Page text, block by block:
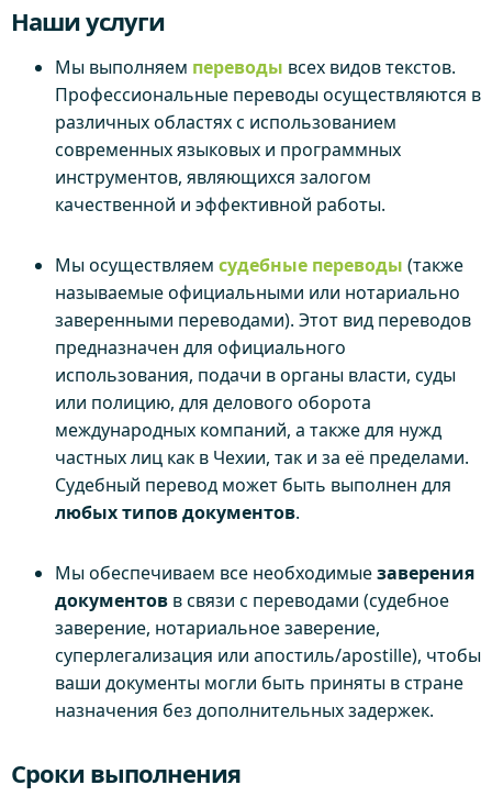
Наши услуги
Мы выполняем переводы всех видов текстов.
Профессиональные переводы осуществляются в
различных областях с использованием
современных языковых и программных
инструментов, являющихся залогом
качественной и эффективной работы.
Мы осуществляем судебные переводы (также
называемые официальными или нотариально
заверенными переводами). Этот вид переводов
предназначен для официального
использования, подачи в органы власти, суды
или полицию, для делового оборота
международных компаний, а также для нужд
частных лиц как в Чехии, так и за её пределами.
Судебный перевод может быть выполнен для
любых типов документов.
Мы обеспечиваем все необходимыезаверения
документов в связи с переводами (судебное
заверение, нотариальное заверение,
суперлегализация или апостиль/apostille), чтобы
ваши документы могли быть приняты в стране
назначения без дополнительных задержек.
Сроки выполнения